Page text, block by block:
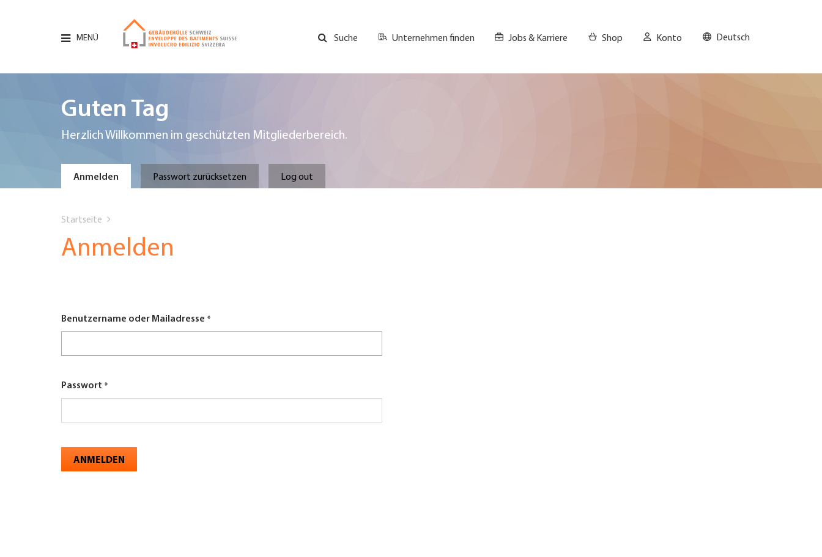
FACHZEITSCHRIFT
MENÜ Suche
GH
Unternehmen finden Jobs & Karriere Shop Konto Deutsch
Guten Tag
Herzlich Willkommen im geschützten Mitgliederbereich.
Primary
tabs
Anmelden Passwort zurücksetzen Log out
are
Startseite
Anmelden
Benutzername oder Mailadresse
Passwort
ANMELDEN